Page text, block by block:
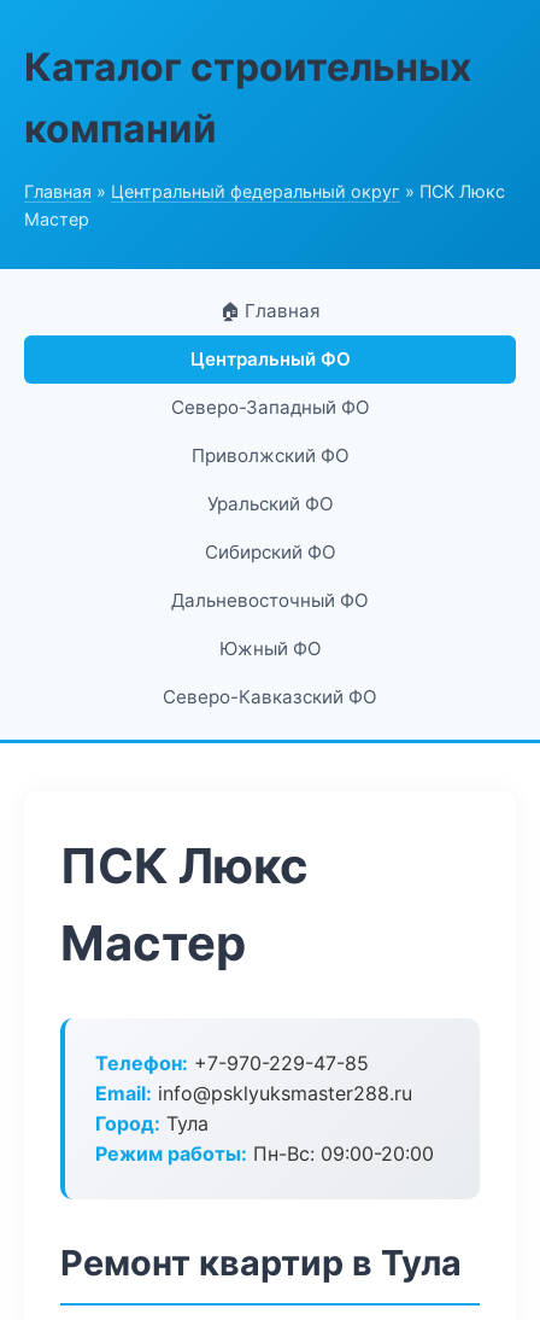
Каталог строительных
компаний
Главная » Центральный федеральный округ » ПСК Люкс
Мастер
🏠 Главная
Центральный ФО
Северо-Западный ФО
Приволжский ФО
Уральский ФО
Сибирский ФО
Дальневосточный ФО
Южный ФО
Северо-Кавказский ФО
ПСК Люкс
Мастер
Телефон: +7-970-229-47-85
Email: info@psklyuksmaster288.ru
Город: Тула
Режим работы: Пн-Вс: 09:00-20:00
Ремонт квартир в Тула